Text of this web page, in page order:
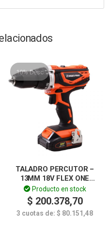
10% Desc
TALADRO PERCUTOR –
13MM 18V FLEX ONE
DOWEN PAGIO
Producto en stock
$ 200.378,70
3 cuotas de: $ 80.151,48